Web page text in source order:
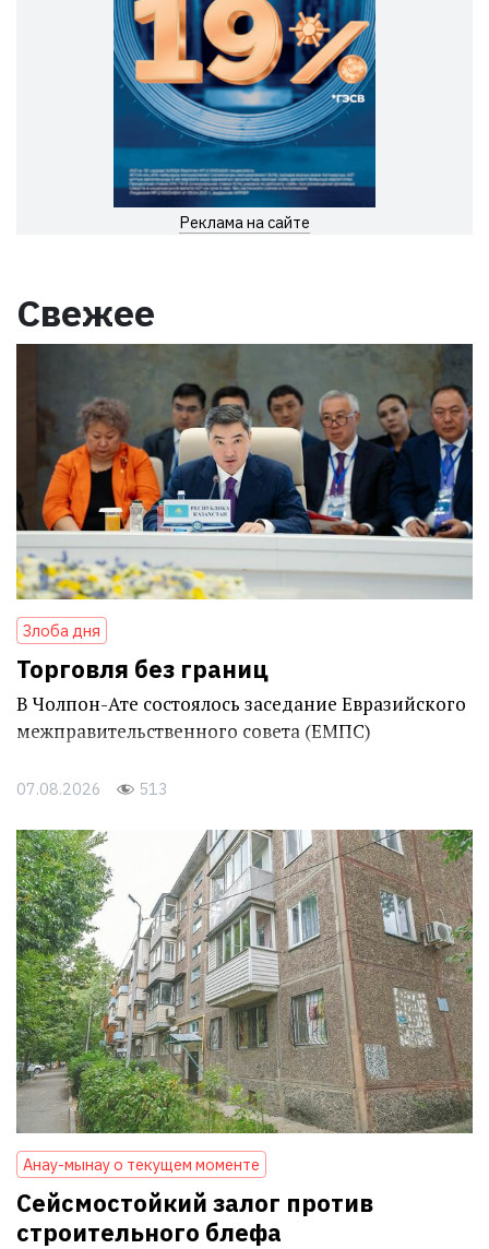
Реклама на сайте
Свежее
Злоба дня
Торговля без границ
В Чолпон-Ате состоялось заседание Евразийского
межправительственного совета (ЕМПС)
07.08.2026 513
Анау-мынау о текущем моменте
Сейсмостойкий залог против
строительного блефа